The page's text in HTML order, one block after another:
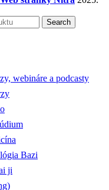
Search
webináre a podcasty
Bazi
ji